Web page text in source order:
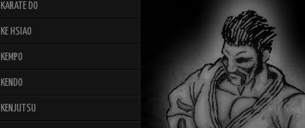
KARATE DO
KE HSIAO
KEMPO
KENDO
KENJUTSU